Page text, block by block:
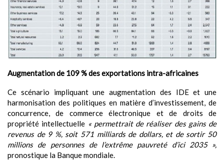
Augmentation de 109 % des exportations intra-africaines
Ce scénario impliquant une augmentation des IDE et une
harmonisation des politiques en matière d’investissement, de
concurrence, de commerce électronique et de droits de
propriété intellectuelle « permettrait de réaliser des gains de
revenus de 9 %, soit 571 milliards de dollars, et de sortir 50
millions de personnes de l’extrême pauvreté d’ici 2035 »,
pronostique la Banque mondiale.